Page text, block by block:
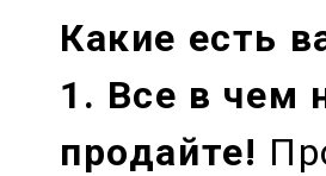
Какие есть
1. Все в чем
продайте!